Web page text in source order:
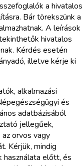
a hivatalos
Bár törekszünk a
A leírások
hivatalos
Kérdés esetén
illetve kérje ki
alkalmazási
és
adatbázisából
jellegűek,
orvos vagy
Kérjük, mindig
használata előtt, és